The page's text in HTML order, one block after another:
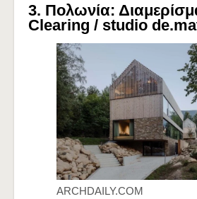
3. Πολωνία:
Clearing / studio
ARCHDAILY.COM